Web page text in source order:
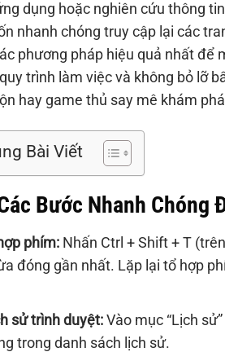
dụng hoặc nghiên cứu thông
nhanh chóng truy cập lại các
phương pháp hiệu quả nhất
trình làm việc và không bỏ lỡ
hay game thủ say mê khám
Bài Viết
Bước Nhanh Chóng
phím:Nhấn Ctrl + Shift + T
đóng gần nhất. Lặp lại tổ hợp
sử trình duyệt:Vào mục “Lịch
trong danh sách lịch sử.